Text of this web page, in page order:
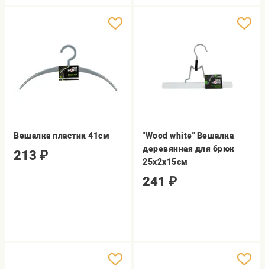
Вешалка пластик 41см
213 ₽
"Wood white" Вешалка
деревянная для брюк
25х2х15см
241 ₽